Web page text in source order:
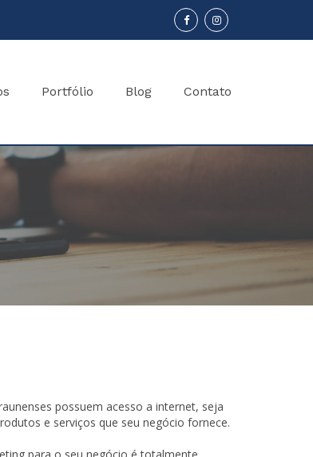
Portfólio Blog Contato
possuem acesso a internet, seja
e serviços que seu negócio fornece.